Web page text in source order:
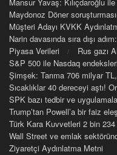
Maydonoz Döner
Müşteri Adayı KVKK
Narin davasında sıra dışı
Piyasa Verileri
Rus gazı
S&P 500 ile Nasdaq
Şimşek: Tarıma 706 milyar
Sıcaklıklar 40 dereceyi aştı!
SPK bazı tedbir ve
Trump’tan Powell’a bir faiz
Türk Kara Kuvvetleri 2 bin 234
Wall Street ve emlak
Ziyaretçi Aydınlatma Metni